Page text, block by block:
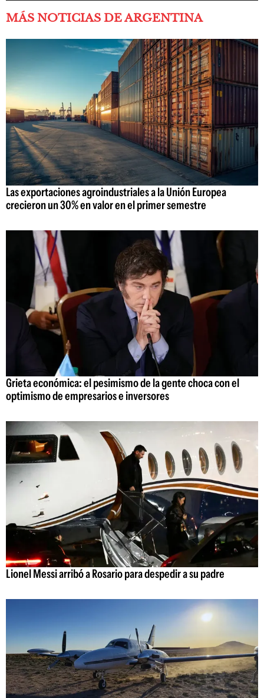
MÁS NOTICIAS DE ARGENTINA
Las exportaciones agroindustriales a la Unión Europea
crecieron un 30% en valor en el primer semestre
Grieta económica: el pesimismo de la gente choca con el
optimismo de empresarios e inversores
Lionel Messi arribó a Rosario para despedir a su padre